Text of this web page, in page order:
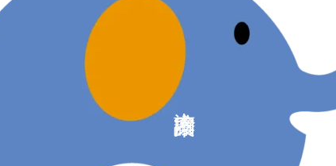
耳鼻咽喉科
かかりつけ医
睡眠障害内科
オレキシン受容体拮抗薬
（DORA）について
院長のコラム
院長の医学博士号取得につ